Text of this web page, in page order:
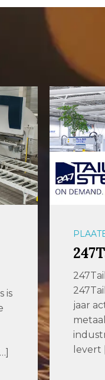
is
jaar
levert